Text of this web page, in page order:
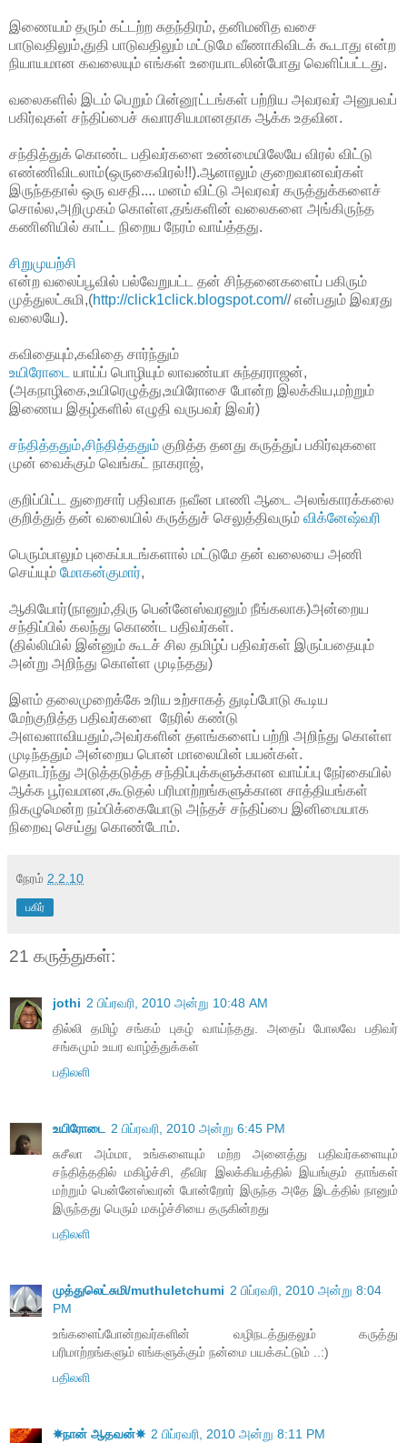
இணையம் தரும் கட்டற்ற சுதந்திரம், தனிமனித வசை
பாடுவதிலும்,துதி பாடுவதிலும் மட்டுமே வீணாகிவிடக் கூடாது என்ற
நியாயமான கவலையும் எங்கள் உரையாடலின்போது வெளிப்பட்டது.
வலைகளில் இடம் பெறும் பின்னூட்டங்கள் பற்றிய அவரவர் அனுபவப்
பகிர்வுகள் சந்திப்பைச் சுவாரசியமானதாக ஆக்க உதவின.
சந்தித்துக் கொண்ட பதிவர்களை உண்மையிலேயே விரல் விட்டு
எண்ணிவிடலாம்(ஒருகைவிரல்!!).ஆனாலும் குறைவானவர்கள்
இருந்ததால் ஒரு வசதி.... மனம் விட்டு அவரவர் கருத்துக்களைச்
சொல்ல,அறிமுகம் கொள்ள,தங்களின் வலைகளை அங்கிருந்த
கணினியில் காட்ட நிறைய நேரம் வாய்த்தது.
சிறுமுயற்சி
என்ற வலைப்பூவில் பல்வேறுபட்ட தன் சிந்தனைகளைப் பகிரும்
முத்துலட்சுமி,(http://click1click.blogspot.com// என்பதும் இவரது
வலையே).
கவிதையும்,கவிதை சார்ந்தும்
உயிரோடை
யாய்ப் பொழியும் லாவண்யா சுந்தரராஜன்,
(அகநாழிகை,உயிரெழுத்து,உயிரோசை போன்ற இலக்கிய,மற்றும்
இணைய இதழ்களில் எழுதி வருபவர் இவர்)
சந்தித்ததும்,சிந்தித்ததும் குறித்த தனது கருத்துப் பகிர்வுகளை
முன் வைக்கும் வெங்கட் நாகராஜ்,
குறிப்பிட்ட துறைசார் பதிவாக நவீன பாணி ஆடை அலங்காரக்கலை
குறித்துத் தன் வலையில் கருத்துச் செலுத்திவரும் விக்னேஷ்வரி
பெரும்பாலும் புகைப்படங்களால் மட்டுமே தன் வலையை அணி
செய்யும் மோகன்குமார்,
ஆகியோர்(நானும்,திரு பென்னேஸ்வரனும் நீங்கலாக)அன்றைய
சந்திப்பில் கலந்து கொண்ட பதிவர்கள்.
(தில்லியில் இன்னும் கூடச் சில தமிழ்ப் பதிவர்கள் இருப்பதையும்
அன்று அறிந்து கொள்ள முடிந்தது)
இளம் தலைமுறைக்கே உரிய உற்சாகத் துடிப்போடு கூடிய
மேற்குறித்த பதிவர்களை நேரில் கண்டு
அளவளாவியதும்,அவர்களின் தளங்களைப் பற்றி அறிந்து கொள்ள
முடிந்ததும் அன்றைய பொன் மாலையின் பயன்கள்.
தொடர்ந்து அடுத்தடுத்த சந்திப்புக்களுக்கான வாய்ப்பு நேர்கையில்
ஆக்க பூர்வமான,கூடுதல் பரிமாற்றங்களுக்கான சாத்தியங்கள்
நிகழுமென்ற நம்பிக்கையோடு அந்தச் சந்திப்பை இனிமையாக
நிறைவு செய்து கொண்டோம்.
நேரம் 2.2.10
பகிர்
21 கருத்துகள்:
jothi 2 பிப்ரவரி, 2010 அன்று 10:48 AM
தில்லி தமிழ் சங்கம் புகழ் வாய்ந்தது. அதைப் போலவே பதிவர்
சங்கமும் உயர வாழ்த்துக்கள்
பதிலளி
உயிரோடை
2 பிப்ரவரி, 2010 அன்று 6:45 PM
சுசீலா அம்மா, உங்க‌ளையும் ம‌ற்ற‌ அனைத்து ப‌திவ‌ர்க‌ளையும்
ச‌ந்தித்த‌தில் ம‌கிழ்ச்சி, தீவிர‌ இல‌க்கிய‌த்தில் இய‌ங்கும் தாங்க‌ள்
ம‌ற்றும் பென்னேஸ்வ‌ர‌ன் போன்றோர் இருந்த‌ அதே இட‌த்தில் நானும்
இருந்த‌து பெரும் ம‌க‌ழ்ச்சியை த‌ருகின்ற‌து
பதிலளி
முத்துலெட்சுமி/muthuletchumi 2 பிப்ரவரி, 2010 அன்று 8:04
PM
உங்களைப்போன்றவர்களின் வழிநடத்துதலும் கருத்து
பரிமாற்றங்களும் எங்களுக்கும் நன்மை பயக்கட்டும் ..:)
பதிலளி
☀நான் ஆதவன்☀ 2 பிப்ரவரி, 2010 அன்று 8:11 PM